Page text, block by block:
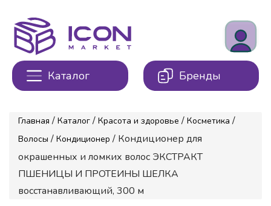
Каталог Бренды
Главная / Каталог / Красота и здоровье / Косметика /
Волосы / Кондиционер / Кондиционер для
окрашенных и ломких волос ЭКСТРАКТ
ПШЕНИЦЫ И ПРОТЕИНЫ ШЕЛКА
восстанавливающий, 300 м